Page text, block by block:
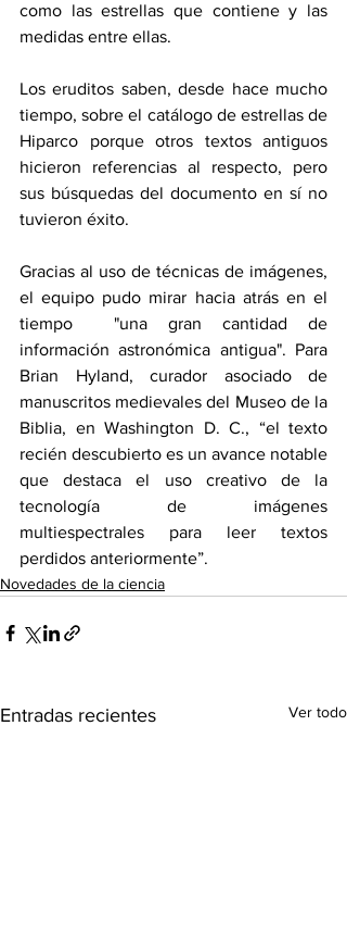
como las estrellas que contiene y las
medidas entre ellas.
Los eruditos saben, desde hace mucho
tiempo, sobre el catálogo de estrellas de
Hiparco porque otros textos antiguos
hicieron referencias al respecto, pero
sus búsquedas del documento en sí no
tuvieron éxito.
Gracias al uso de técnicas de imágenes,
el equipo pudo mirar hacia atrás en el
tiempo  "una gran cantidad de
información astronómica antigua". Para
Brian Hyland, curador asociado de
manuscritos medievales del Museo de la
Biblia, en Washington D. C., “el texto
recién descubierto es un avance notable
que destaca el uso creativo de la
tecnología de imágenes
multiespectrales para leer textos
perdidos anteriormente”.
Novedades de la ciencia
Entradas recientes Ver todo